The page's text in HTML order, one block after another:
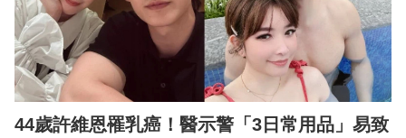
44歲許維恩罹乳癌！醫示警「3日常用品」易致